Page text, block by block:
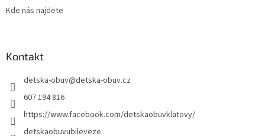
Kde nás najdete
Kontakt
detska-obuv@detska-obuv.cz
607 194 816
https://www.facebook.com/detskaobuvklatovy/
detskaobuvubileveze